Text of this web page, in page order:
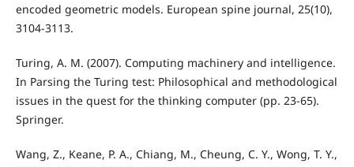
encoded geometric models. European spine journal, 25(10),
3104-3113.
Turing, A. M. (2007). Computing machinery and intelligence.
In Parsing the Turing test: Philosophical and methodological
issues in the quest for the thinking computer (pp. 23-65).
Springer.
Wang, Z., Keane, P. A., Chiang, M., Cheung, C. Y., Wong, T. Y.,